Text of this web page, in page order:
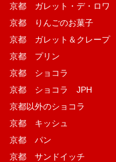
京都 ガレット・デ・ロワ
京都 りんごのお菓子
京都 ガレット＆クレープ
京都 プリン
京都 ショコラ
京都 ショコラ JPH
京都以外のショコラ
京都 キッシュ
京都 パン
京都 サンドイッチ